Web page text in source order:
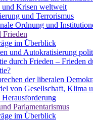
Krisen weltweit
und Terrorismus
Ordnung und
Frieden
im Überblick
und Autokratisierung
durch Frieden – Frieden
der liberalen
von Gesellschaft, Klima
Parlamentarismus
im Überblick